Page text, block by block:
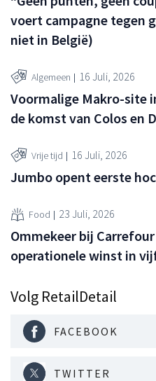
voert campagne tegen
niet in België)
Algemeen 16 Juli, 2026
Voormalige Makro-site
de komst van Colos en
Vrije tijd 16 Juli, 2026
Jumbo opent eerste
Food 23 Juli, 2026
Ommekeer bij
operationele winst in
Volg RetailDetail
FACEBOOK
TWITTER